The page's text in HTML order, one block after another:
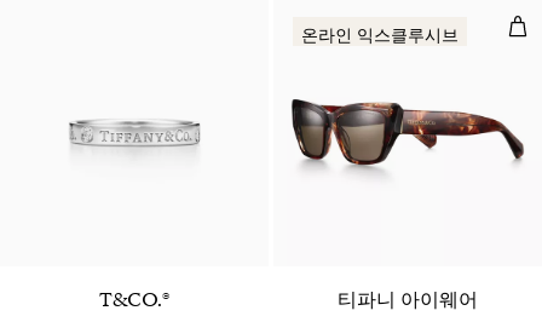
T&CO.®
선
온라인 익스클루시브
티파니 아이웨어